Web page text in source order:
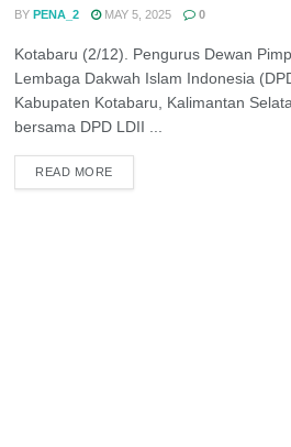
BY PENA_2 MAY 5, 2025 0
Kotabaru (2/12). Pengurus Dewan
Lembaga Dakwah Islam Indonesia
Kabupaten Kotabaru, Kalimantan
bersama DPD LDII ...
READ MOREDETAILS